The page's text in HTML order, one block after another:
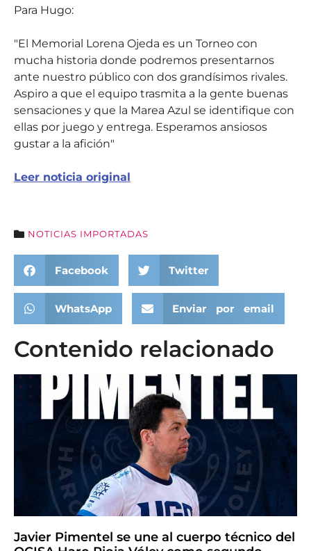
Para Hugo:
"El Memorial Lorena Ojeda es un Torneo con
mucha historia donde podremos presentarnos
ante nuestro público con dos grandísimos rivales.
Aspiro a que el equipo trasmita a la gente buenas
sensaciones y que la Marea Azul se identifique con
ellas por juego y entrega. Esperamos ansiosos
gustar a la afición"
Leer noticia original
NOTICIAS IMPORTADAS
Facebook Twitter
WhatsApp Enviar por email
Contenido relacionado
Javier Pimentel se une al cuerpo técnico del